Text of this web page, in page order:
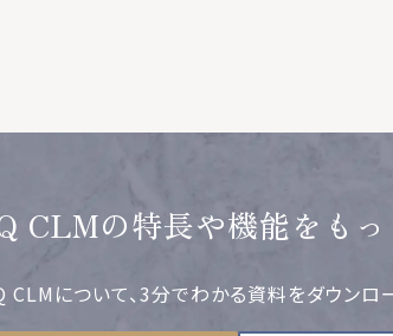
CLMの特長や機能をも
CLMについて、3分でわかる資料をダウンロ